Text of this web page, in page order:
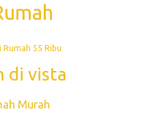
Rumah 55 Ribu
di vista
Murah